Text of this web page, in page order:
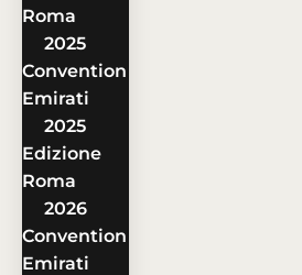
Roma
2025
Convention
Emirati
2025
Edizione
Roma
2026
Convention
Emirati